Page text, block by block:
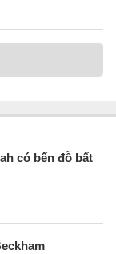
có bến đỗ bất